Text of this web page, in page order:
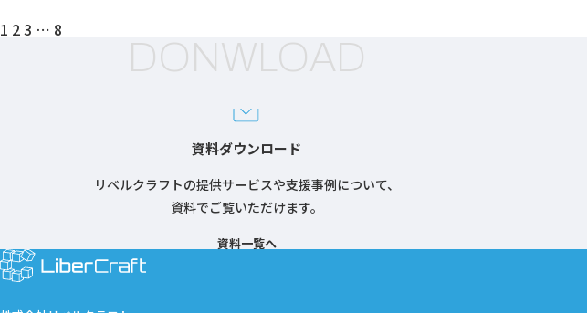
投
稿
1 23 ⋯ 8
DONWLOAD
資料ダウンロード
リベルクラフトの提供サービスや支援事例について、
資料でご覧いただけます。
資料一覧へ